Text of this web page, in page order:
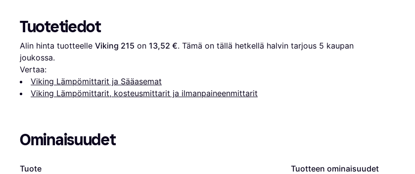
Tuotetiedot
Alin hinta tuotteelle Viking 215 on 13,52 €. Tämä on tällä hetkellä halvin tarjous 5 kaupan
joukossa.
Vertaa:
Viking Lämpömittarit ja Sääasemat
Viking Lämpömittarit, kosteusmittarit ja ilmanpaineenmittarit
Ominaisuudet
Tuote Tuotteen ominaisuudet